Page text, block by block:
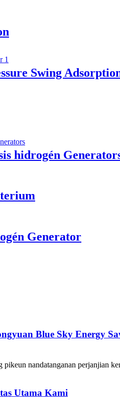
Swing
hidrogén
Generator
Blue Sky Energy
nandatanganan perjanjian
Utama Kami